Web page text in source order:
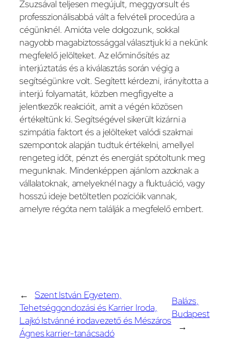
Zsuzsával teljesen megújult, meggyorsult és
professzionálisabbá vált a felvételi procedúra a
cégünknél. Amióta vele dolgozunk, sokkal
nagyobb magabiztossággal választjuk ki a nekünk
megfelelő jelölteket. Az előminősítés az
interjúztatás és a kiválasztás során végig a
segítségünkre volt. Segített kérdezni, irányította a
interjú folyamatát, közben megfigyelte a
jelentkezők reakcióit, amit a végén közösen
értékeltünk ki. Segítségével sikerült kizárni a
szimpátia faktort és a jelölteket valódi szakmai
szempontok alapján tudtuk értékelni, amellyel
rengeteg időt, pénzt és energiát spótoltunk meg
megunknak. Mindenképpen ajánlom azoknak a
vállalatoknak, amelyeknél nagy a fluktuáció, vagy
hosszú ideje betöltetlen pozícióik vannak,
amelyre régóta nem találják a megfelelő embert.
← Szent István Egyetem,
Tehetséggondozási és Karrier Iroda,
Lajkó Istvánné irodavezető és Mészáros
Ágnes karrier-tanácsadó
Balázs,
Budapest
→